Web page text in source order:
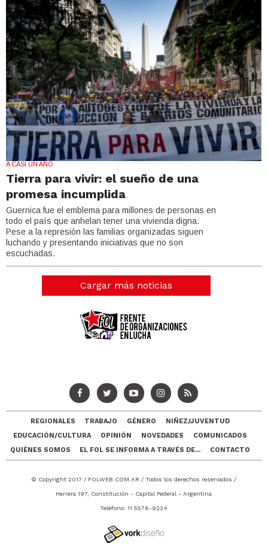
A CASI UN AÑO
Tierra para vivir: el sueño de una
promesa incumplida
Guernica fue el emblema para millones de personas en
todo el país que anhelan tener una vivienda digna.
Pese a la represión las familias organizadas siguen
luchando y presentando iniciativas que no son
escuchadas.
Cargar más noticias
REGIONALES TRABAJO GÉNERO
NIÑEZ/JUVENTUD
EDUCACIÓN/CULTURA
OPINIÓN NOVEDADES
COMUNICADOS
QUIÉNES SOMOS
EL FOL SE INFORMA A TRAVÉS DE... CONTACTO
© Copyright 2017 / FOLWEB.COM.AR / Todos los derechos reservados /
Herrera 197, Constitución - Capital Federal - Argentina
Teléfono: 11 5576-9234